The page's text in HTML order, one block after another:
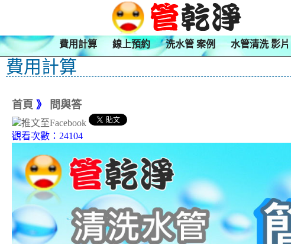
費用計算 線上預約 洗水管 案例 水管清洗 影片
費用計算
首頁 》 問與答
觀看次數：24104